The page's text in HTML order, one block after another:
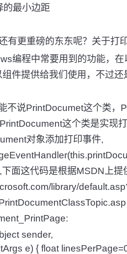
最小边距
更重磅的东东呢？关于打印
程中常要用到的功能，在
件提供给我们使用，不过还
说PrintDocumet这个类，
PrintDocument这个类是实
对象添加打印事件,
面这代码是根据MSDN上提
library/
sender,
e) { float